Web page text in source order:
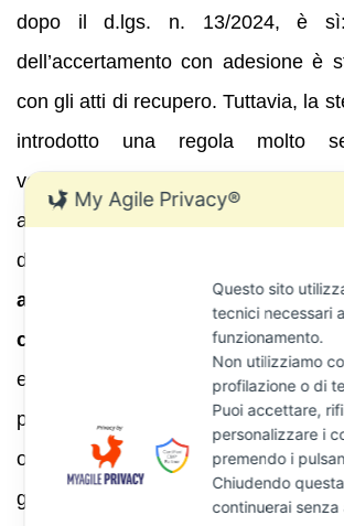
dopo il d.lgs. n. 13/2024, è
dell’accertamento con adesione è
con gli atti di recupero. Tuttavia, la
introdotto una regola molto
versamento delle somme dovute
accertamento con adesione
definizione di atti di recupero
avvalersi della
compensazione
. Tradotto in
essere una buona strategia
punta a chiudere la lite riducendo
ottenendo certezza sull’esito, ma
giusta se il problema principale è
My Agile Privacy®
Questo sito
tecnici necessari
funzionamento.
Non utilizziamo
profilazione o di
Puoi accettare,
personalizzare i
premendo i
Chiudendo
continuerai